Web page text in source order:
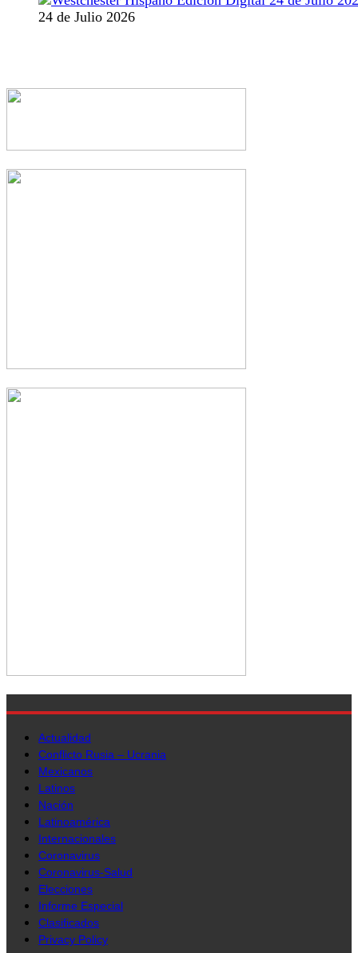
24 de Julio 2026
Actualidad
Conflicto Rusia – Ucrania
Mexicanos
Latinos
Nación
Latinoamérica
Internacionales
Coronavirus
Coronavirus-Salud
Elecciones
Informe Especial
Clasificados
Privacy Policy